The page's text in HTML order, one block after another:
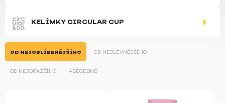
KELÍMKY CIRCULAR CUP
OD NEJOBLÍBENĚJŠÍHO OD NEJLEVNĚJŠÍHO
OD NEJDRAŽŠÍHO ABECEDNĚ